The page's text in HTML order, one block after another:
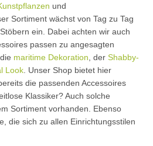
und
Sortiment wächst von Tag zu Tag
ein. Dabei achten wir auch
passen zu angesagten
maritime Dekoration , der Shabby-
Look . Unser Shop bietet hier
die passenden Accessoires
Klassiker? Auch solche
Sortiment vorhanden. Ebenso
die sich zu allen Einrichtungsstilen